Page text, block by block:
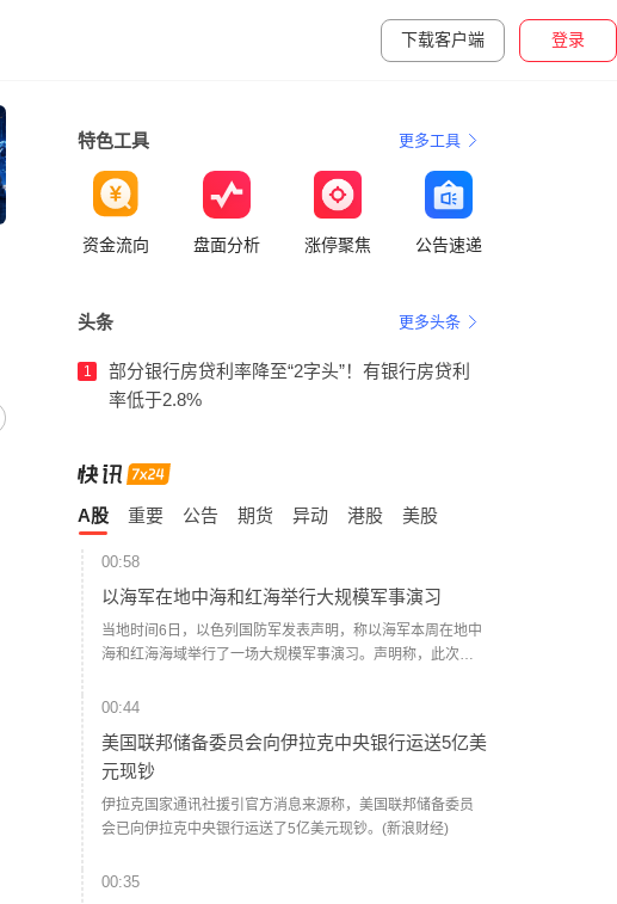
下载客户端 登录
特色工具 更多工具
资金流向 盘面分析 涨停聚焦 公告速递
头条 更多头条
1
部分银行房贷利率降至“2字头”！有银行房贷利
率低于2.8%
A股 重要 公告 期货 异动 港股 美股
00:58
以海军在地中海和红海举行大规模军事演习
当地时间6日，以色列国防军发表声明，称以海军本周在地中
海和红海海域举行了一场大规模军事演习。声明称，此次演
海军作战总部等多部门协同参与，数百名官兵及多种型号的
00:44
美国联邦储备委员会向伊拉克中央银行运送5亿美
元现钞
伊拉克国家通讯社援引官方消息来源称，美国联邦储备委员
会已向伊拉克中央银行运送了5亿美元现钞。(新浪财经)
00:35